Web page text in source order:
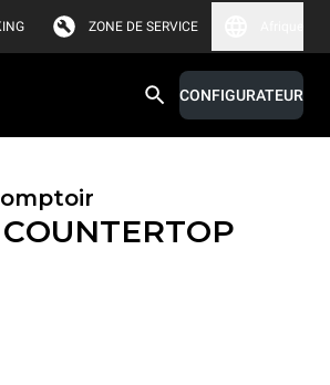
ZONE DE SERVICE
CONFIGURATEUR